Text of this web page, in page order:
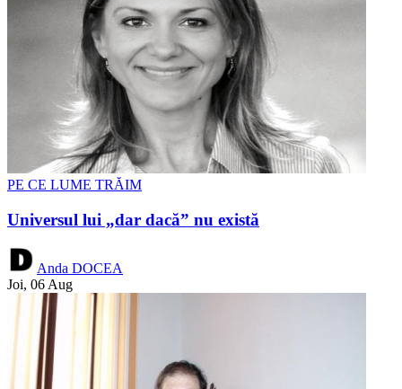
PE CE LUME TRĂIM
Universul lui „dar dacă” nu există
Anda DOCEA
Joi, 06 Aug